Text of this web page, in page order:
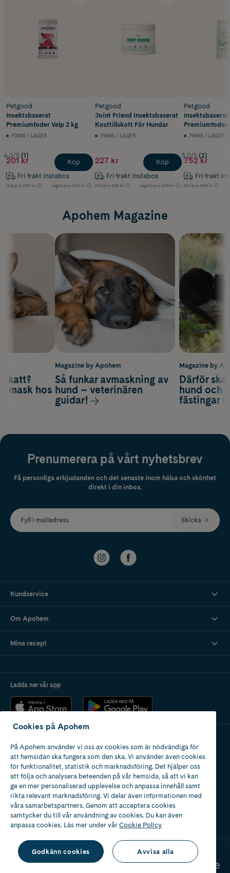
Petgood
Insektsbaserat
Premiumfoder Valp 2 kg
FINNS I LAGER
4.0/5 (1)
201 kr
Fri frakt Instabox
Ord.pris 255 kr Lägsta pris 204 kr
Köp
Petgood
Joint Friend Insektsbaserat
Kosttillskott För Hundar
FINNS I LAGER
227 kr
Fri frakt Instabox
Ord.pris 299 kr Lägsta pris 239 kr
Köp
Petgood
Insektsbaserat
Premiumfoder
12 kg
FINNS I LAGER
5.0/5 (2)
752 kr
Fri frakt
Ord.pris 989 kr
Apohem Magazine
Magazine by
Därför
hund och
fästingar
katt?
mask hos
Magazine by Apohem
Så funkar avmaskning av
hund – veterinären
guidar!
Prenumerera på vårt nyhetsbrev
Få personliga erbjudanden och det senaste inom hälsa och skönhet
direkt i din inbox.
Fyll i mailadress Skicka
Kundservice
Om Apohem
Mina recept
Ladda ner vår app
Apotek med tillstånd
av Läkemedelsverket
Cookies på Apohem
På Apohem använder vi oss av cookies som är nödvändiga för
att hemsidan ska fungera som den ska. Vi använder även cookies
för funktionalitet, statistik och marknadsföring. Det hjälper oss
att följa och analysera beteenden på vår hemsida, så att vi kan
ge en mer personaliserad upplevelse och anpassa innehåll samt
rikta relevant marknadsföring. Vi delar även informationen med
våra samarbetspartners. Genom att acceptera cookies
samtycker du till vår användning av cookies. Du kan även
anpassa cookies. Läs mer under vårCookie Policy
Godkänn cookies Avvisa alla